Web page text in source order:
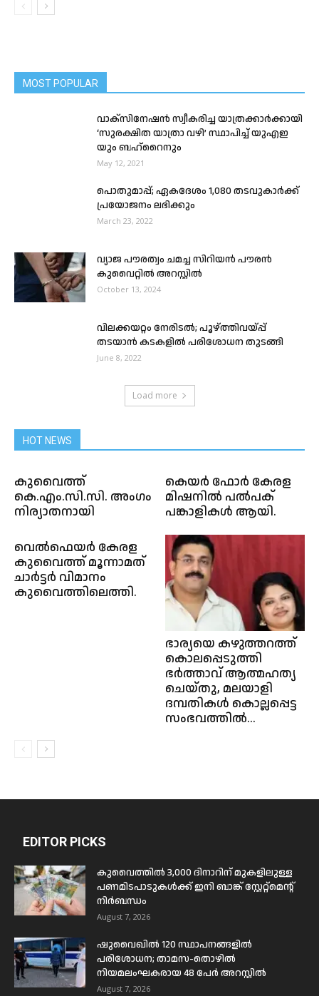
MOST POPULAR
വാക്സിനേഷൻ സ്വീകരിച്ച യാത്രക്കാർക്കായി
‘സുരക്ഷിത യാത്രാ വഴി’ സ്ഥാപിച്ച് യുഎഇ
യും ബഹ്റൈനും
May 12, 2021
പൊതുമാപ്പ്; ഏകദേശം 1,080 തടവുകാർക്ക്
പ്രയോജനം ലഭിക്കും
March 23, 2022
വ്യാജ പൗരത്വം ചമച്ച സിറിയൻ പൗരൻ
കുവൈറ്റിൽ അറസ്റ്റിൽ
October 13, 2024
വിലക്കയറ്റം നേരിടൽ; പൂഴ്ത്തിവയ്പ്പ്
തടയാന്‍ കടകളില്‍ പരിശോധന തുടങ്ങി
June 8, 2022
Load more
HOT NEWS
കുവൈത്ത്
കെ.എം.സി.സി. അംഗം
നിര്യാതനായി
കെയർ ഫോർ കേരള
മിഷനിൽ പൽപക്
പങ്കാളികൾ ആയി.
വെല്‍ഫെയര്‍ കേരള
കുവൈത്ത് മൂന്നാമത്
ചാര്‍ട്ടര്‍ വിമാനം
കുവൈത്തിലെത്തി.
ഭാര്യയെ കഴുത്തറത്ത്
കൊലപ്പെടുത്തി
ഭർത്താവ് ആത്മഹത്യ
ചെയ്തു, മലയാളി
ദമ്പതികൾ കൊല്ലപ്പെട്ട
സംഭവത്തിൽ...
EDITOR PICKS
കുവൈത്തിൽ 3,000 ദിനാറിന് മുകളിലുള്ള
പണമിടപാടുകൾക്ക് ഇനി ബാങ്ക് സ്റ്റേറ്റ്മെന്റ്
നിർബന്ധം
August 7, 2026
ഷുവൈഖിൽ 120 സ്ഥാപനങ്ങളിൽ
പരിശോധന; താമസ-തൊഴിൽ
നിയമലംഘകരായ 48 പേർ അറസ്റ്റിൽ
August 7, 2026